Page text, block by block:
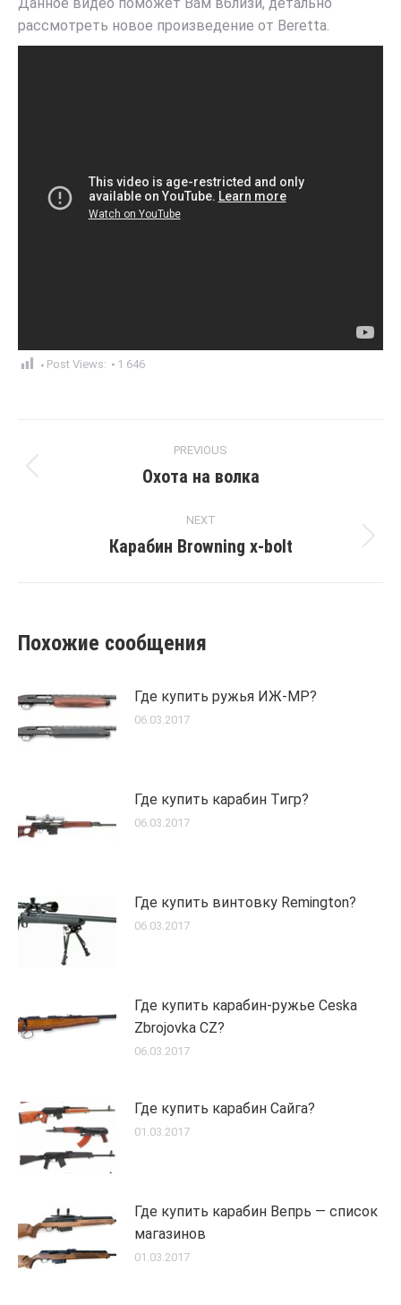
рассмотреть новое произведение от Beretta.
Post Views: 1 646
navigation
PREVIOUS
Previous
Охота на волка
NEXT
Next
Карабин Browning x-bolt
Похожие сообщения
Где купить ружья ИЖ-МР?
06.03.2017
Где купить карабин Тигр?
06.03.2017
Где купить винтовку Remington?
06.03.2017
Где купить карабин-ружье Ceska
Zbrojovka CZ?
06.03.2017
Где купить карабин Сайга?
01.03.2017
Где купить карабин Вепрь — список
магазинов
01.03.2017